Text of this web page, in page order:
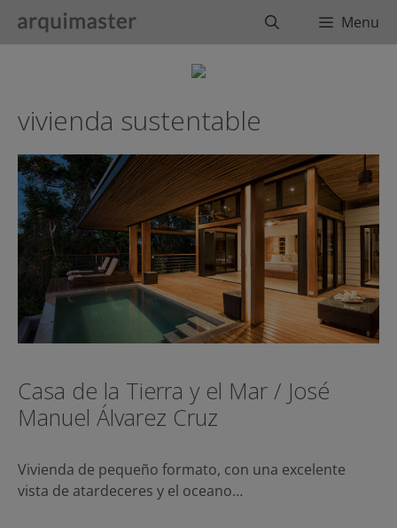
BuscarMenu
vivienda sustentable
Casa de la Tierra y el Mar / José
Manuel Álvarez Cruz
Vivienda de pequeño formato, con una excelente
vista de atardeceres y el oceano…